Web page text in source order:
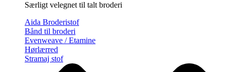
Særligt velegnet til talt broderi
Aida Broderistof
Bånd til broderi
Evenweave / Etamine
Hørlærred
Stramaj stof